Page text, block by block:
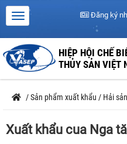
Đăng ký
HIỆP HỘI CHẾ
THỦY SẢN VIỆT
/Sản phẩm xuất khẩu / Hải
Xuất khẩu cua Nga